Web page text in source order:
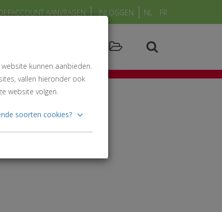
AANVRAGEN INLOGGEN NL FR
Warenwetgeving
Zoeken
kunnen aanbieden.
vallen hieronder ook
website volgen.
soorten cookies?